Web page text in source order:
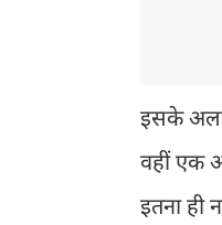
इसके
वहीं एक
इतना